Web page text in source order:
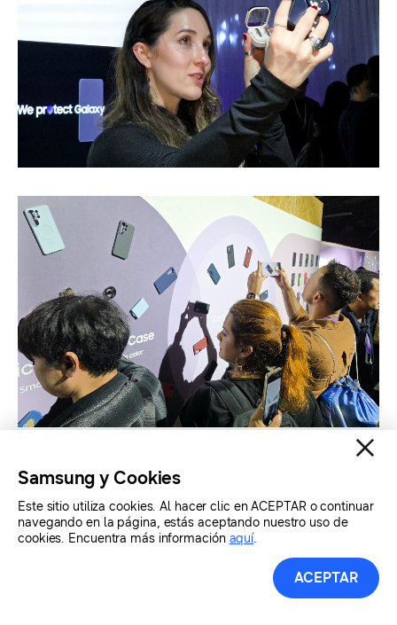
Samsung y Cookies
Este sitio utiliza cookies. Al hacer clic en ACEPTAR o continuar
navegando en la página, estás aceptando nuestro uso de
cookies. Encuentra más información aquí.
ACEPTAR